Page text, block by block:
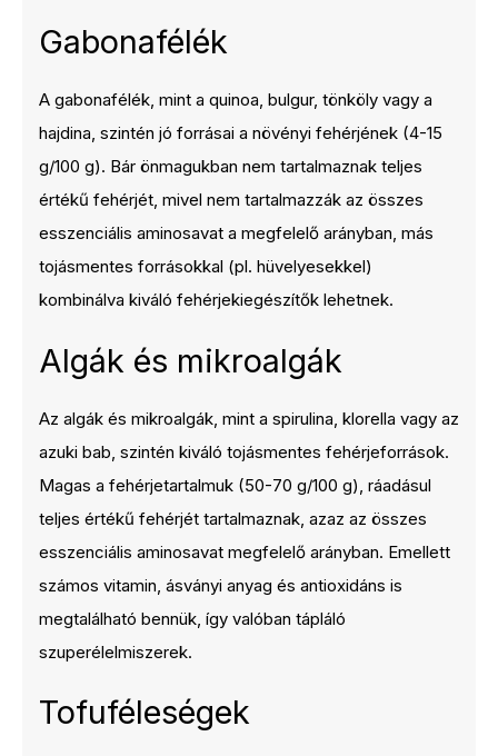
Gabonafélék
A gabonafélék, mint a quinoa, bulgur, tönköly vagy a
hajdina, szintén jó forrásai a növényi fehérjének (4-15
g/100 g). Bár önmagukban nem tartalmaznak teljes
értékű fehérjét, mivel nem tartalmazzák az összes
esszenciális aminosavat a megfelelő arányban, más
tojásmentes forrásokkal (pl. hüvelyesekkel)
kombinálva kiváló fehérjekiegészítők lehetnek.
Algák és mikroalgák
Az algák és mikroalgák, mint a spirulina, klorella vagy az
azuki bab, szintén kiváló tojásmentes fehérjeforrások.
Magas a fehérjetartalmuk (50-70 g/100 g), ráadásul
teljes értékű fehérjét tartalmaznak, azaz az összes
esszenciális aminosavat megfelelő arányban. Emellett
számos vitamin, ásványi anyag és antioxidáns is
megtalálható bennük, így valóban tápláló
szuperélelmiszerek.
Tofuféleségek